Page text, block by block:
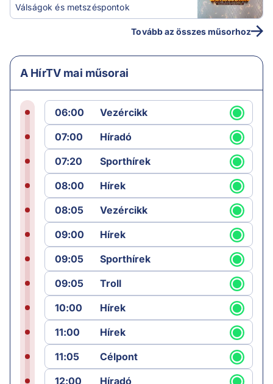
Válságok és metszéspontok
Tovább az összes műsorhoz
A HírTV mai műsorai
06:00
Vezércikk
07:00
Híradó
07:20
Sporthírek
08:00
Hírek
08:05
Vezércikk
09:00
Hírek
09:05
Sporthírek
09:05
Troll
10:00
Hírek
11:00
Hírek
11:05
Célpont
12:00
Híradó